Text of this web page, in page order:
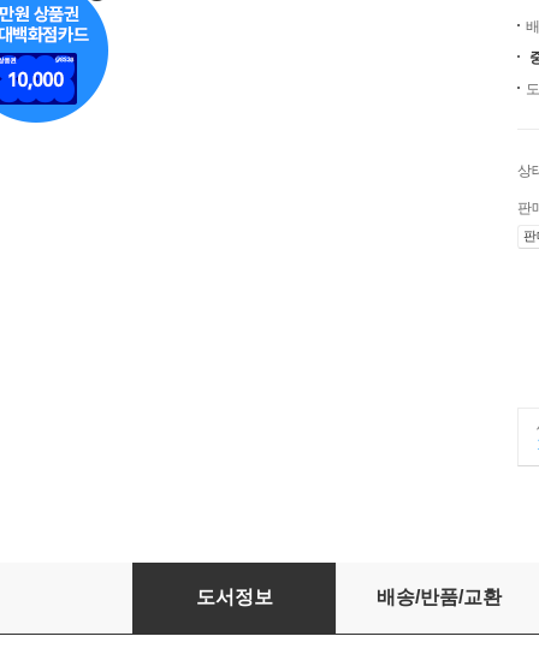
상
판
판
나는 오늘도 걷는다
도서정보 배송/반품/교환